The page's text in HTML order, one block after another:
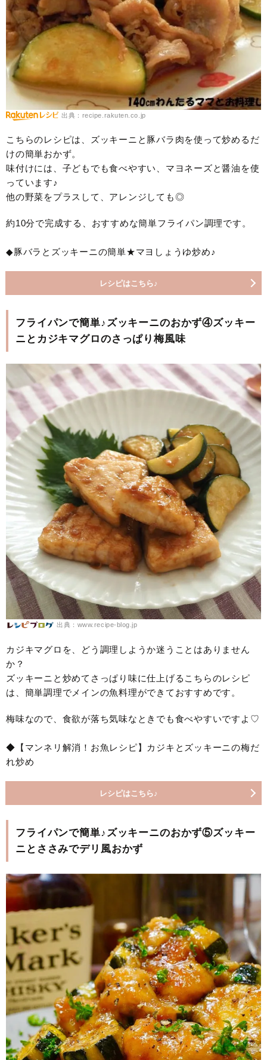
出典：recipe.rakuten.co.jp
こちらのレシピは、ズッキーニと豚バラ肉を使って炒めるだ
けの簡単おかず。
味付けには、子どもでも食べやすい、マヨネーズと醤油を使
っています♪
他の野菜をプラスして、アレンジしても◎
約10分で完成する、おすすめな簡単フライパン調理です。
◆豚バラとズッキーニの簡単★マヨしょうゆ炒め♪
レシピはこちら♪
フライパンで簡単♪ズッキーニのおかず④ズッキー
ニとカジキマグロのさっぱり梅風味
出典：www.recipe-blog.jp
カジキマグロを、どう調理しようか迷うことはありません
か？
ズッキーニと炒めてさっぱり味に仕上げるこちらのレシピ
は、簡単調理でメインの魚料理ができておすすめです。
梅味なので、食欲が落ち気味なときでも食べやすいですよ♡
◆【マンネリ解消！お魚レシピ】カジキとズッキーニの梅だ
れ炒め
レシピはこちら♪
フライパンで簡単♪ズッキーニのおかず⑤ズッキー
ニとささみでデリ風おかず